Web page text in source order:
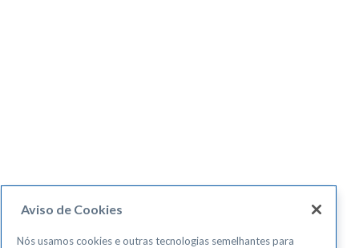
Aviso de Cookies
Nós usamos cookies e outras tecnologias semelhantes para